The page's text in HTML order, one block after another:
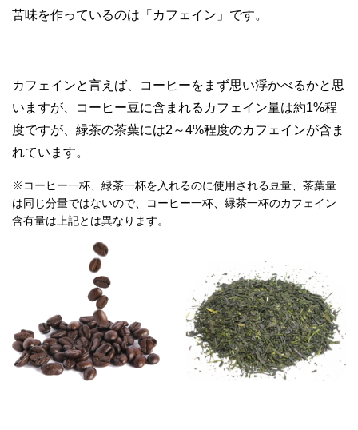
苦味を作っているのは「カフェイン」です。
カフェインと言えば、コーヒーをまず思い浮かべるかと思
いますが、コーヒー豆に含まれるカフェイン量は約1%程
度ですが、緑茶の茶葉には2～4%程度のカフェインが含ま
れています。
※コーヒー一杯、緑茶一杯を入れるのに使用される豆量、茶葉量
は同じ分量ではないので、コーヒー一杯、緑茶一杯のカフェイン
含有量は上記とは異なります。